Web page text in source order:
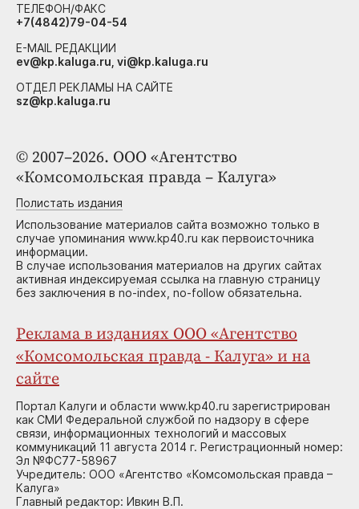
© 2007–2026. ООО «Агентство
«Комсомольская правда – Калуга»
Полистать издания
Использование материалов сайта возможно только в
случае упоминания www.kp40.ru как первоисточника
информации.
В случае использования материалов на других сайтах
активная индексируемая ссылка на главную страницу
без заключения в no-index, no-follow обязательна.
Реклама в изданиях ООО «Агентство
«Комсомольская правда - Калуга» и на
сайте
Портал Калуги и области www.kp40.ru зарегистрирован
как СМИ Федеральной службой по надзору в сфере
связи, информационных технологий и массовых
коммуникаций 11 августа 2014 г. Регистрационный номер:
Эл №ФС77-58967
Учредитель: ООО «Агентство «Комсомольская правда –
Калуга»
Главный редактор: Ивкин В.П.
ТЕЛЕФОН/ФАКС
+7(4842)79-04-54
E-MAIL РЕДАКЦИИ
ev@kp.kaluga.ru, vi@kp.kaluga.ru
ОТДЕЛ РЕКЛАМЫ НА САЙТЕ
sz@kp.kaluga.ru